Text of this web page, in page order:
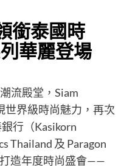
銜泰國時
華麗登場
流殿堂，Siam
世界級時尚魅力，再次
行（Kasikorn
Thailand 及 Paragon
造年度時尚盛會——